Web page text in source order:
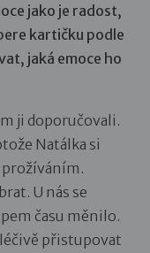
jako je radost,
kartičku podle
jaká emoce ho
ji doporučovali.
Natálka si
prožíváním.
U nás se
času měnilo.
přistupovat